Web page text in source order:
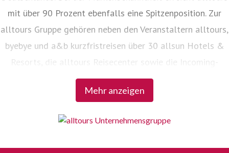
Mehr anzeigen
mit über 90 Prozent ebenfalls eine Spitzenposition. Zur
alltours Gruppe gehören neben den Veranstaltern alltours,
byebye und a&b kurzfristreisen über 30 allsun Hotels &
Resorts, die alltours Reisecenter sowie die Incoming-
Agenturen Viajes allsun in Spanien und alltours travel
service in der Türkei.
alles. aber günstig.